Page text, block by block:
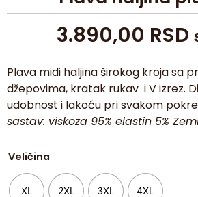
3.890,00 RSD
Plava midi haljina širokog kroja sa
džepovima, kratak rukav i V izrez.
udobnost i lakoću pri svakom
sastav: viskoza 95% elastin 5%
Veličina
XL 2XL 3XL 4XL